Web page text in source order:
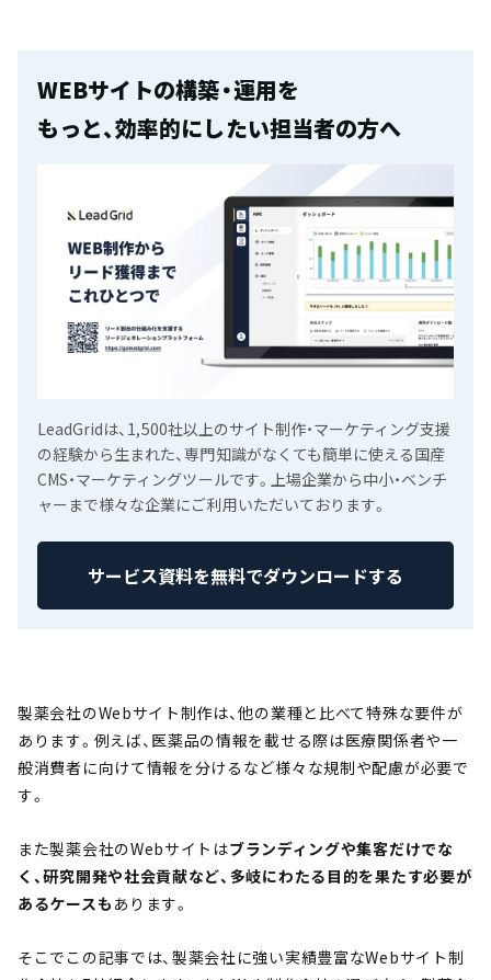
WEBサイトの構築・運用を
もっと、効率的にしたい担当者の方へ
LeadGridは、1,500社以上のサイト制作・マーケティング支援
の経験から生まれた、専門知識がなくても簡単に使える国産
CMS・マーケティングツールです。上場企業から中小・ベンチ
ャーまで様々な企業にご利用いただいております。
サービス資料を無料でダウンロードする
製薬会社のWebサイト制作は、他の業種と比べて特殊な要件が
あります。例えば、医薬品の情報を載せる際は医療関係者や一
般消費者に向けて情報を分けるなど様々な規制や配慮が必要で
す。
また製薬会社のWebサイトはブランディングや集客だけでな
く、研究開発や社会貢献など、多岐にわたる目的を果たす必要が
あるケースも あります。
そこでこの記事では、製薬会社に強い実績豊富なWebサイト制